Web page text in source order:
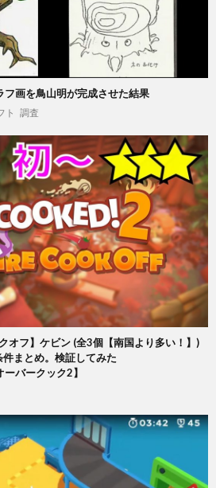
フ画を鳥山明が完成させた結果
ト 調査
オフ】ケビン (全3個【南国より多い！】)
まとめ。検証してみた
バークック2】